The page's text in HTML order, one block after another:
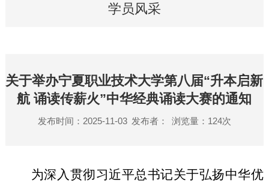
学员风采
关于举办宁夏职业技术大学第八届“升本启新
航 诵读传薪火”中华经典诵读大赛的通知
发布时间：2025-11-03 发布者： 浏览量： 124次
为深入贯彻习近平总书记关于弘扬中华优